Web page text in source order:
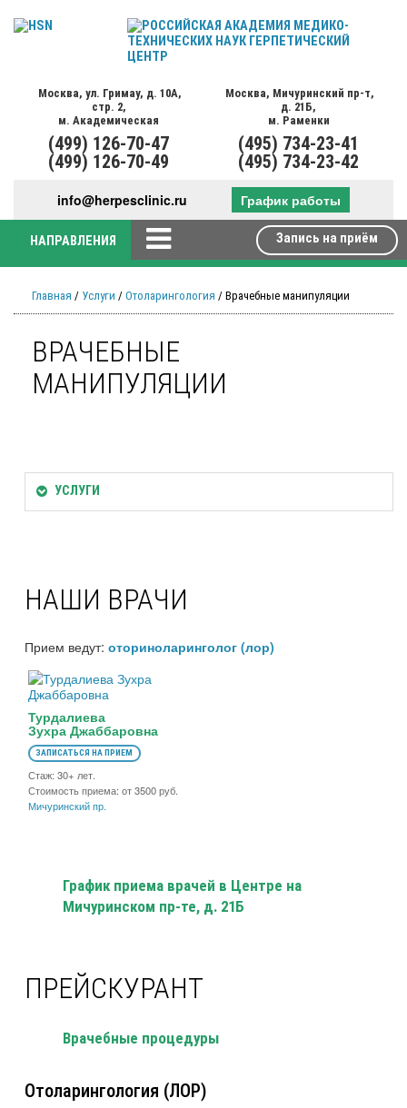
Москва, ул. Гримау, д. 10А,
стр. 2,
м. Академическая
(499) 126-70-47
(499) 126-70-49
Москва, Мичуринский пр-т,
д. 21Б,
м. Раменки
(495) 734-23-41
(495) 734-23-42
info@herpesclinic.ru График работы
НАПРАВЛЕНИЯ Запись на приём
Главная / Услуги / Отоларингология / Врачебные манипуляции
ВРАЧЕБНЫЕ
МАНИПУЛЯЦИИ
УСЛУГИ
НАШИ ВРАЧИ
Прием ведут: оториноларинголог (лор)
Турдалиева
Зухра Джаббаровна
ЗАПИСАТЬСЯ НА ПРИЕМ
Стаж: 30+ лет.
Стоимость приема: от 3500 руб.
Мичуринский пр.
График приема врачей в Центре на
Мичуринском пр-те, д. 21Б
ПРЕЙСКУРАНТ
Врачебные процедуры
Отоларингология (ЛОР)